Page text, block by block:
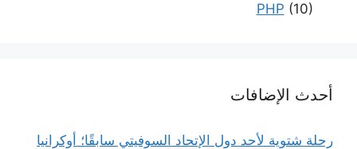
PHP (10)
أحدث الإضافات
رحلة شتوية لأحد دول الإتحاد السوفيتي سابقًا؛ أوكرانيا